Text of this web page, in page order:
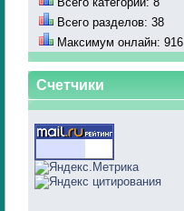
Всего разделов: 38
Максимум онлайн: 916
Счетчики